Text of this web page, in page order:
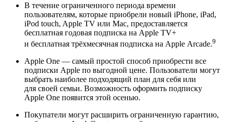
В течение ограниченного периода времени
пользователям, которые приобрели новый iPhone, iPad,
iPod touch, Apple TV или Mac, предоставляется
бесплатная годовая подписка на Apple TV+
и бесплатная трёхмесячная подписка на Apple Arcade.9
Apple One — самый простой способ приобрести все
подписки Apple по выгодной цене. Пользователи могут
выбрать наиболее подходящий план для себя или
для своей семьи. Возможность оформить подписку
Apple One появится этой осенью.
Покупатели могут расширить ограниченную гарантию,